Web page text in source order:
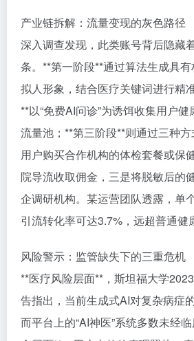
产业链拆解：流量变现的灰色路径
深入调查发现，此类账号背后隐藏
条。**第一阶段**通过算法生成具
拟人形象，结合医疗关键词进行精
**以“免费AI问诊”为诱饵收集用户
流量池；**第三阶段**则通过三种
用户购买合作机构的体检套餐或保
院导流收取佣金，三是将脱敏后的
企调研机构。某运营团队透露，单
引流转化率可达3.7%，远超普通健
风险警示：监管缺失下的三重危机
**医疗风险层面**，斯坦福大学
告指出，当前生成式AI对复杂病症
而平台上的“AI神医”系统多数未经